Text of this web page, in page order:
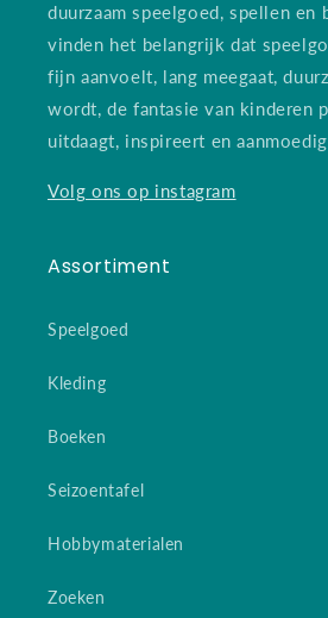
duurzaam speelgoed, spellen en
vinden het belangrijk dat
fijn aanvoelt, lang meegaat,
wordt, de fantasie van kinderen
uitdaagt, inspireert en
Volg ons op instagram
Assortiment
Speelgoed
Kleding
Boeken
Seizoentafel
Hobbymaterialen
Zoeken